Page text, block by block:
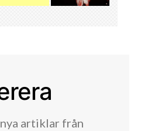
artiklar från